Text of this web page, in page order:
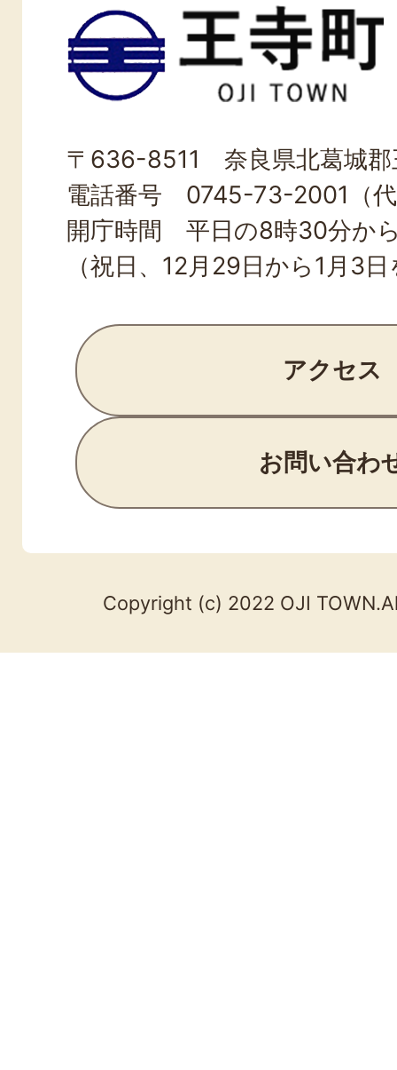
王
寺
町
TOWN
〒636-8511 奈良県北葛城郡
電話番号 0745-73-2001（
開庁時間 平日の8時30分か
（祝日、12月29日から1月3
アクセス
お問い合わ
Copyright (c) 2022 OJI